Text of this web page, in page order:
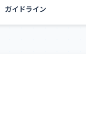
ガイドライン